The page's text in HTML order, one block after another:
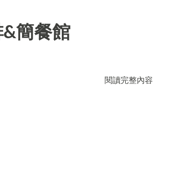
&簡餐館
閱讀完整內容